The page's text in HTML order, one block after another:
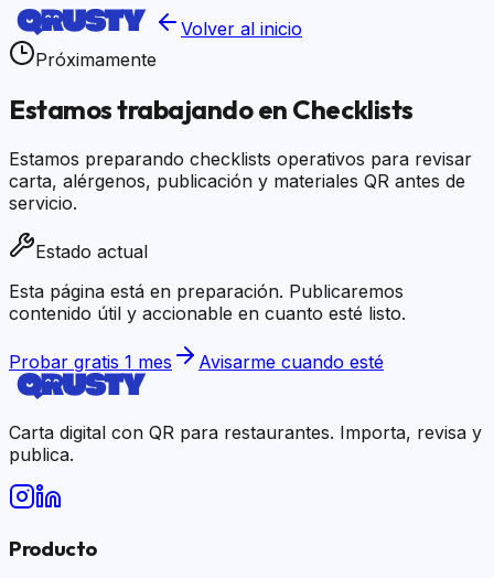
Volver al inicio
Próximamente
Estamos trabajando en Checklists
Estamos preparando checklists operativos para revisar
carta, alérgenos, publicación y materiales QR antes de
servicio.
Estado actual
Esta página está en preparación. Publicaremos
contenido útil y accionable en cuanto esté listo.
Probar gratis 1 mes Avisarme cuando esté
Carta digital con QR para restaurantes. Importa, revisa y
publica.
Producto